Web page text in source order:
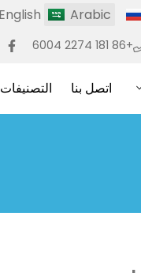
English Arabic
+86 181 2274 6004
اتصل بنا التصنيفات